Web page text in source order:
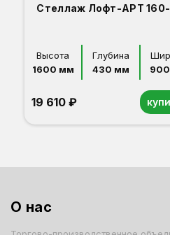
Стеллаж Лофт-АРТ
Высота
1600 мм
Глубина
430 мм
19 610 ₽
О нас